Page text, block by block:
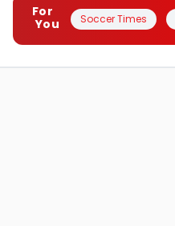
For
You
Soccer Times